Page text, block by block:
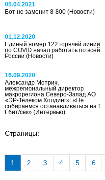
05.04.2021
Бот не заменит 8-800 (Новости)
01.12.2020
Единый номер 122 горячей линии
по COVID начал работать по всей
России (Новости)
16.09.2020
Александр Мотрич,
межрегиональный директор
макрорегиона Северо-Запад АО
«ЭР-Телеком Холдинг»: «Не
собираемся останавливаться на 1
Гбит/сек» (Интервью)
Страницы:
1 2 3 4 5 6